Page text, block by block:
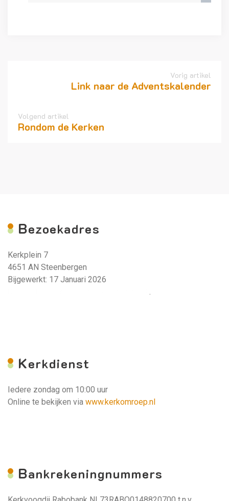
Vorig artikel
Link naar de Adventskalender
Volgend artikel
Rondom de Kerken
Bezoekadres
Kerkplein 7
4651 AN Steenbergen
Bijgewerkt: 17 Januari 2026
Kerkdienst
Iedere zondag om 10:00 uur
Online te bekijken via www.kerkomroep.nl
Bankrekeningnummers